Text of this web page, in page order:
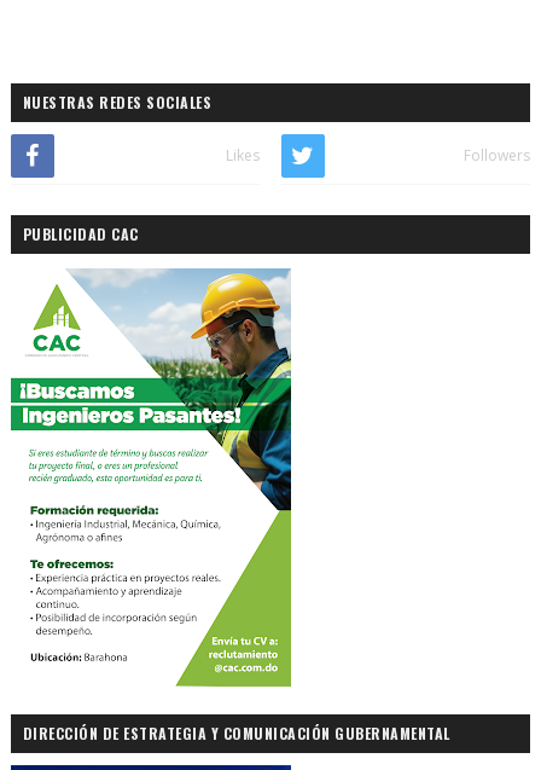
NUESTRAS REDES SOCIALES
Likes Followers
PUBLICIDAD CAC
DIRECCIÓN DE ESTRATEGIA Y COMUNICACIÓN GUBERNAMENTAL